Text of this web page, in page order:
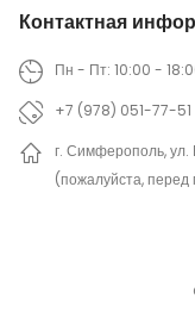
Контактная
Пн - Пт: 10:00 -
+7 (978) 051-77-51
г. Симферополь, ул.
(пожалуйста,